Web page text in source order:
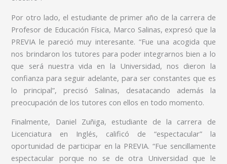
Por otro lado, el estudiante de primer año de la carrera de
Profesor de Educación Física, Marco Salinas, expresó que la
PREVIA le pareció muy interesante. “Fue una acogida que
nos brindaron los tutores para poder integrarnos bien a lo
que será nuestra vida en la Universidad, nos dieron la
confianza para seguir adelante, para ser constantes que es
lo principal”, precisó Salinas, desatacando además la
preocupación de los tutores con ellos en todo momento.
Finalmente, Daniel Zuñiga, estudiante de la carrera de
Licenciatura en Inglés, calificó de “espectacular” la
oportunidad de participar en la PREVIA. “Fue sencillamente
espectacular porque no se de otra Universidad que le